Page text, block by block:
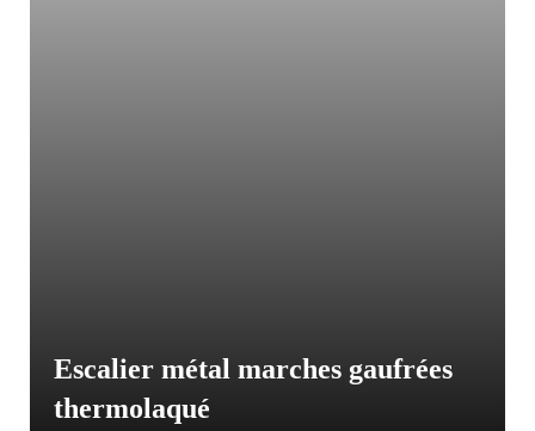
Escalier métal marches gaufrées
thermolaqué